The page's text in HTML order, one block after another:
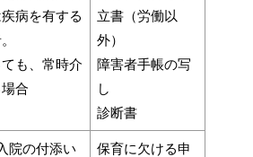
病を有する
も、常時介
合
立書（労働以
外）
障害者手帳の写
し
診断書
院の付添い
保育に欠ける申